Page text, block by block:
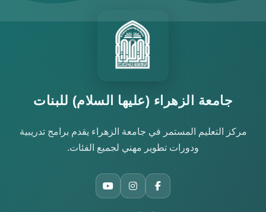
جامعة الزهراء (عليها السلام) للبنات
مركز التعليم المستمر في جامعة الزهراء يقدم برامج تدريبية
ودورات تطوير مهني لجميع الفئات.